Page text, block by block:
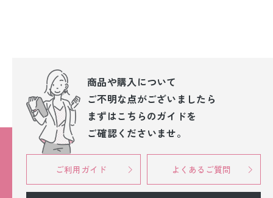
商品や購入について
ご不明な点がございましたら
まずはこちらのガイドを
ご確認くださいませ。
ご利用ガイド よくあるご質問